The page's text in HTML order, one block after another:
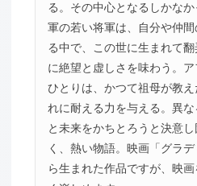
る。その中心となるしかな
軍の若い将軍は、自分や仲
る中で、この世に生まれて
に絶望と虚しさを味わう。
ひとりは、かつて祖母が教
れに耐える力を与える。異
と未来をかちとろうと決意
く、熱い物語。映画「グラ
ら生まれた作品ですが、映